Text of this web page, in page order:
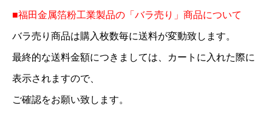
■福田金属箔粉工業製品の「バラ売り」商品について
バラ売り商品は購入枚数毎に送料が変動致します。
最終的な送料金額につきましては、カートに入れた際に
表示されますので、
ご確認をお願い致します。